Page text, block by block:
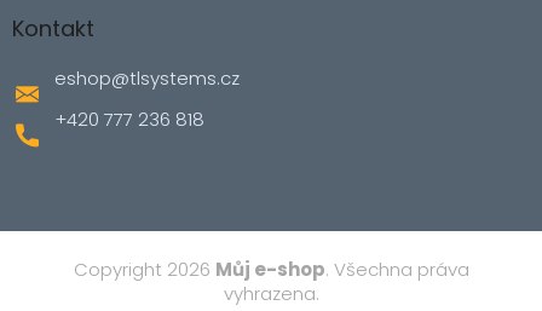
Kontakt
eshop@tlsystems.cz
+420 777 236 818
Copyright 2026 Můj e-shop. Všechna práva
vyhrazena.